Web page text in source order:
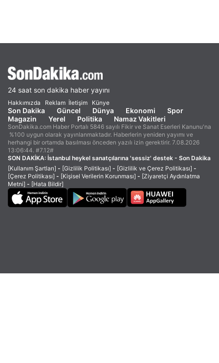
24 saat son dakika haber yayını
Hakkımızda Reklam İletişim Künye
Son Dakika Güncel Dünya Ekonomi
Spor
Magazin
Yerel Politika Namaz Vakitleri
SonDakika.com Haber Portalı 5846 sayılı Fikir ve Sanat Eserleri Kanunu'na
%100 uygun olarak yayınlanmaktadır. Haberlerin yeniden yayımı ve
herhangi bir ortamda basılması önceden yazılı izin gerektirir. 7.08.2026
13:06:44. #7.12#
SON DAKİKA: İstanbul heykel sanatçılarına 'sessiz' destek - Son Dakika
[Kullanım Şartları] - [Gizlilik Politikası] - [Gizlilik ve Çerez Politikası] -
[Çerez Politikası] - [Kişisel Verilerin Korunması] - [Ziyaretçi Aydınlatma
Metni] - [Hata Bildir]